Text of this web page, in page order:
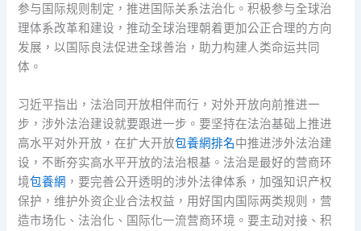
参与国际规则制定，推进国际关系法治化。积极参与全球治
理体系改革和建设，推动全球治理朝着更加公正合理的方向
发展，以国际良法促进全球善治，助力构建人类命运共同
体。
习近平指出，法治同开放相伴而行，对外开放向前推进一
步，涉外法治建设就要跟进一步。要坚持在法治基础上推进
高水平对外开放，在扩大开放包養網排名中推进涉外法治建
设，不断夯实高水平开放的法治根基。法治是最好的营商环
境包養網 ，要完善公开透明的涉外法律体系，加强知识产权
保护，维护外资企业合法权益，用好国内国际两类规则，营
造市场化、法治化、国际化一流营商环境。要主动对接、积